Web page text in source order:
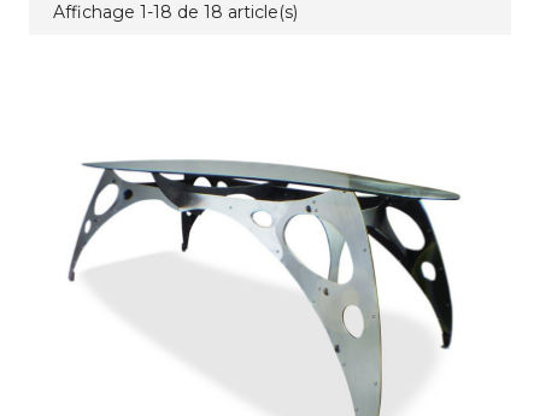
Affichage 1-18 de 18 article(s)